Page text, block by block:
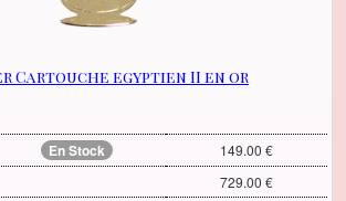
Cartouche egyptien II en or
En Stock
149.00 €
729.00 €